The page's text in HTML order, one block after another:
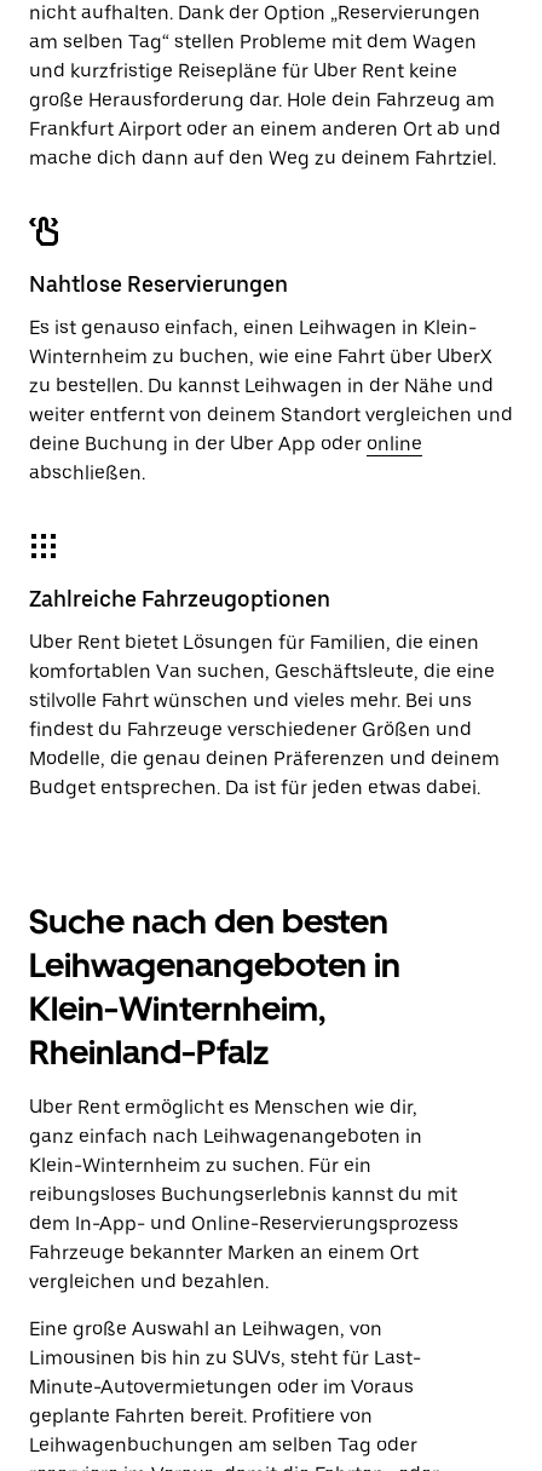
nicht aufhalten. Dank der Option „Reservierungen
am selben Tag“ stellen Probleme mit dem Wagen
und kurzfristige Reisepläne für Uber Rent keine
große Herausforderung dar. Hole dein Fahrzeug am
Frankfurt Airport oder an einem anderen Ort ab und
mache dich dann auf den Weg zu deinem Fahrtziel.
Nahtlose Reservierungen
Es ist genauso einfach, einen Leihwagen in Klein-
Winternheim zu buchen, wie eine Fahrt über UberX
zu bestellen. Du kannst Leihwagen in der Nähe und
weiter entfernt von deinem Standort vergleichen und
deine Buchung in der Uber App oder online
abschließen.
Zahlreiche Fahrzeugoptionen
Uber Rent bietet Lösungen für Familien, die einen
komfortablen Van suchen, Geschäftsleute, die eine
stilvolle Fahrt wünschen und vieles mehr. Bei uns
findest du Fahrzeuge verschiedener Größen und
Modelle, die genau deinen Präferenzen und deinem
Budget entsprechen. Da ist für jeden etwas dabei.
Suche nach den besten
Leihwagenangeboten in
Klein-Winternheim,
Rheinland-Pfalz
Uber Rent ermöglicht es Menschen wie dir,
ganz einfach nach Leihwagenangeboten in
Klein-Winternheim zu suchen. Für ein
reibungsloses Buchungserlebnis kannst du mit
dem In-App- und Online-Reservierungsprozess
Fahrzeuge bekannter Marken an einem Ort
vergleichen und bezahlen.
Eine große Auswahl an Leihwagen, von
Limousinen bis hin zu SUVs, steht für Last-
Minute-Autovermietungen oder im Voraus
geplante Fahrten bereit. Profitiere von
Leihwagenbuchungen am selben Tag oder